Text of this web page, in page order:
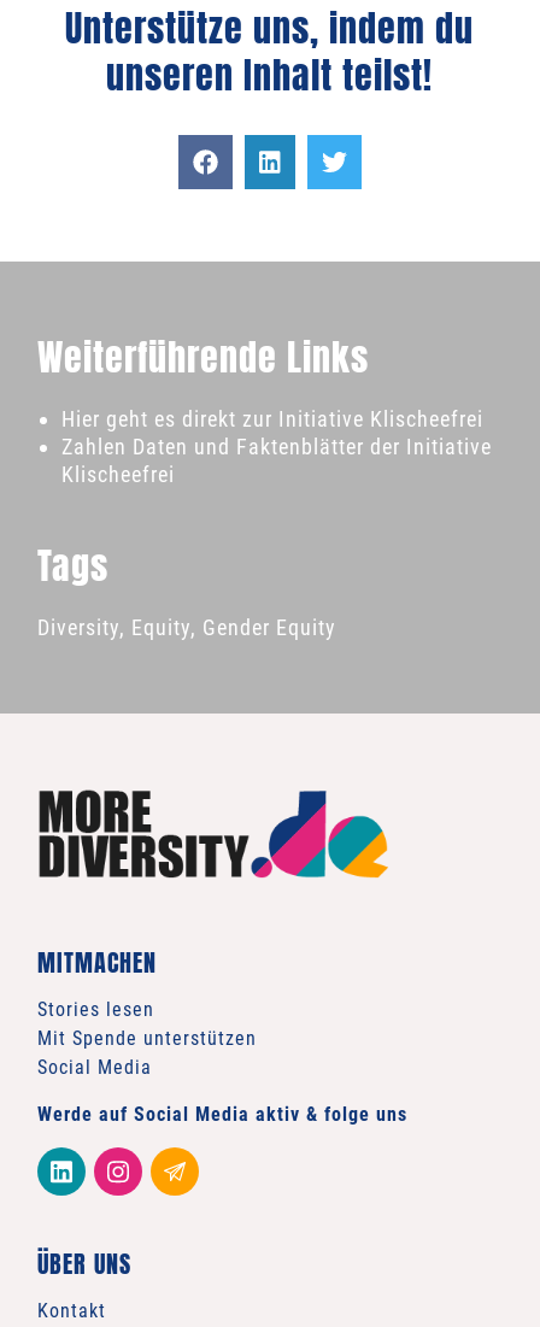
Unterstütze uns, indem du
unseren Inhalt teilst!
Weiterführende Links
Hier geht es direkt zur Initiative Klischeefrei
Zahlen Daten und Faktenblätter der Initiative
Klischeefrei
Tags
Diversity, Equity, Gender Equity
MITMACHEN
Stories lesen
Mit Spende unterstützen
Social Media
Werde auf Social Media aktiv & folge uns
ÜBER UNS
Kontakt